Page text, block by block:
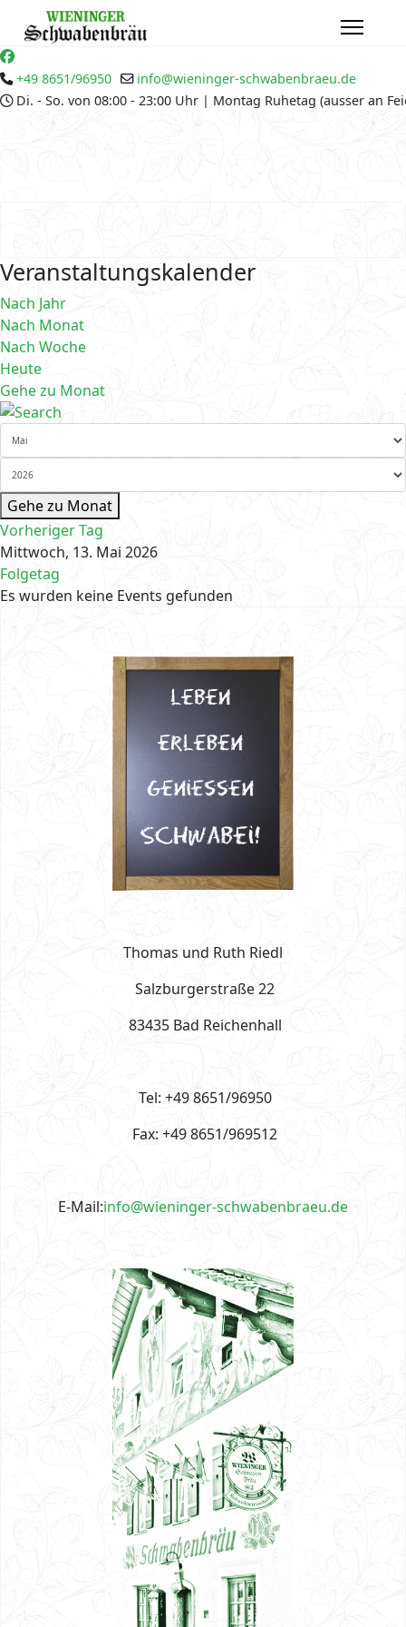
+49 8651/96950
info@wieninger-schwabenbraeu.de
Di. - So. von 08:00 - 23:00 Uhr | Montag Ruhetag (ausser an
Veranstaltungskalender
Nach Jahr
Nach Monat
Nach Woche
Heute
Gehe zu Monat
Gehe zu Monat
Vorheriger Tag
Mittwoch, 13. Mai 2026
Folgetag
Es wurden keine Events gefunden
Thomas und Ruth Riedl
Salzburgerstraße 22
83435 Bad Reichenhall
Tel: +49 8651/96950
Fax: +49 8651/969512
E-Mail:info@wieninger-schwabenbraeu.de